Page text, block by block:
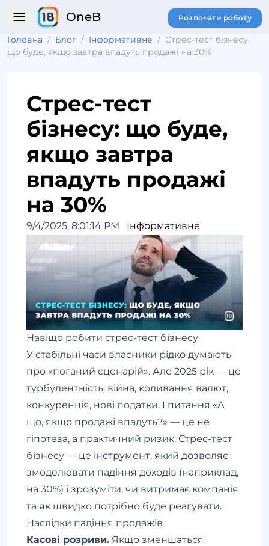
OneB Розпочати роботу
Головна / Блог / Інформативне / Стрес-тест бізнесу:
що буде, якщо завтра впадуть продажі на 30%
Стрес-тест
бізнесу: що буде,
якщо завтра
впадуть продажі
на 30%
9/4/2025, 8:01:14 PM Інформативне
Навіщо робити стрес-тест бізнесу
У стабільні часи власники рідко думають
про «поганий сценарій». Але 2025 рік — це
турбулентність: війна, коливання валют,
конкуренція, нові податки. І питання «А
що, якщо продажі впадуть?» — це не
гіпотеза, а практичний ризик. Стрес-тест
бізнесу — це інструмент, який дозволяє
змоделювати падіння доходів (наприклад,
на 30%) і зрозуміти, чи витримає компанія
та як швидко потрібно буде реагувати.
Наслідки падіння продажів
Касові розриви. Якщо зменшаться